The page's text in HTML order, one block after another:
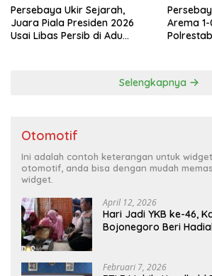
Persebaya Ukir Sejarah,
Juara Piala Presiden 2026
Usai Libas Persib di Adu
Arema
Selengkapnya
Otomotif
Ini adalah contoh keterangan untuk
otomotif, anda bisa dengan mudah
widget.
April 12, 2026
Hari Jadi YKB ke-46,
Bojonegoro Beri
Februari 7, 2026